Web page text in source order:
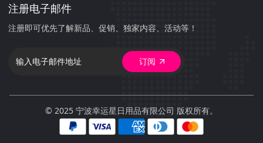
注册电子邮件
注册即可优先了解新品、促销、独家内容、活动等！
订阅
© 2025 宁波幸运星日用品有限公司 版权所有。